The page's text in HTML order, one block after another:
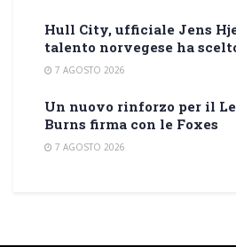
Hull City, ufficiale Jens
talento norvegese ha
7 AGOSTO 2026
Un nuovo rinforzo per il
Burns firma con le Foxes
7 AGOSTO 2026